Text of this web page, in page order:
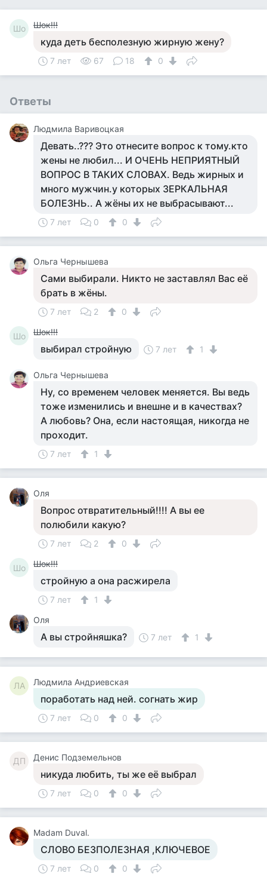
Шо Шок!!!
куда деть бесполезную жирную жену?
7 лет 67 18 0
Ответы
Людмила Варивоцкая
Девать..??? Это отнесите вопрос к тому.кто
жены не любил... И ОЧЕНЬ НЕПРИЯТНЫЙ
ВОПРОС В ТАКИХ СЛОВАХ. Ведь жирных и
много мужчин.у которых ЗЕРКАЛЬНАЯ
БОЛЕЗНЬ.. А жёны их не выбрасывают...
7 лет 0 0
Ольга Чернышева
Сами выбирали. Никто не заставлял Вас её
брать в жёны.
7 лет 2 0
Шо Шок!!!
выбирал стройную 7 лет 1
Ольга Чернышева
Ну, со временем человек меняется. Вы ведь
тоже изменились и внешне и в качествах?
А любовь? Она, если настоящая, никогда не
проходит.
7 лет 1
Оля
Вопрос отвратительный!!!! А вы ее
полюбили какую?
7 лет 2 0
Шо Шок!!!
стройную а она расжирела
7 лет
1
Оля
А вы стройняшка? 7 лет 1
ЛА Людмила Андриевская
поработать над ней. согнать жир
7 лет 0 0
ДП Денис Подземельнов
никуда любить, ты же её выбрал
7 лет 0 0
Madam Duval.
СЛОВО БЕЗПОЛЕЗНАЯ ,КЛЮЧЕВОЕ
7 лет 0 0